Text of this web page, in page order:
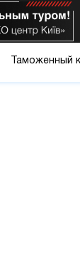
Таможенный